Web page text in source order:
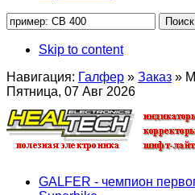
Skip to content
Навигация: Галфер » Заказ »
Пятница, 07 Авг 2026
GALFER - чемпион